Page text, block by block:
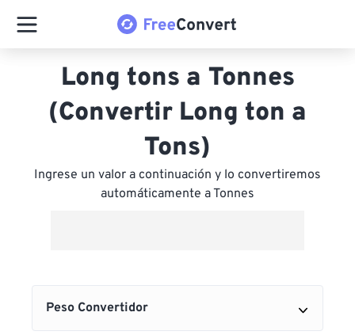
Long tons a Tonnes
(Convertir Long ton a
Tons)
Ingrese un valor a continuación y lo convertiremos
automáticamente a Tonnes